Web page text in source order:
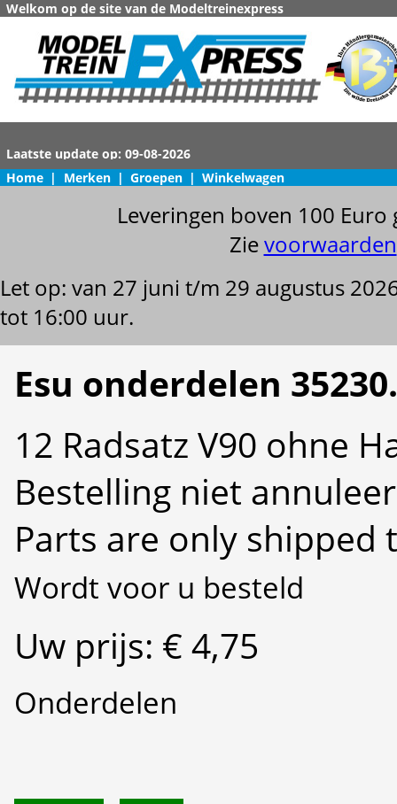
Welkom op de site van de Modeltreinexpress
Home | Merken | Groepen | Winkelwagen
Leveringen boven 100
Zievoorwaarden
Let op: van 27 juni t/m 29 augustus
tot 16:00 uur.
Esu onderdelen
12 Radsatz V90 ohne
Bestelling niet
Parts are only shipped
Wordt voor u besteld
Uw prijs: € 4,75
Onderdelen